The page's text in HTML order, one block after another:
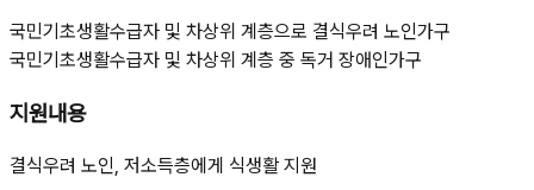
국민기초생활수급자 및 차상위 계층으로 결식우려 노인가구
국민기초생활수급자 및 차상위 계층 중 독거 장애인가구
지원내용
결식우려 노인, 저소득층에게 식생활 지원